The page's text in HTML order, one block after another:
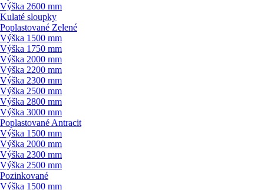
Výška 2600 mm
Kulaté sloupky
Poplastované Zelené
Výška 1500 mm
Výška 1750 mm
Výška 2000 mm
Výška 2200 mm
Výška 2300 mm
Výška 2500 mm
Výška 2800 mm
Výška 3000 mm
Poplastované Antracit
Výška 1500 mm
Výška 2000 mm
Výška 2300 mm
Výška 2500 mm
Pozinkované
Výška 1500 mm